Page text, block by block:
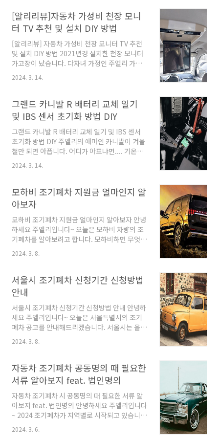
교체를 고민하게 만듭니다. 그러던 와중에 주엘
리가 이용하는알리에서 좋은 제품이 보였습니다.
시트를 분해해서 가죽을 교체하는 방식이 아닌그
냥 시트를 덮 입히는 방식입니다. 몇 해 전 국내
제품으로 프라이드교체를 한 적이 있었는데그때
는 이질감으로 꽤나 실망했었죠 과연 이번에는
어떨까 하며 설렘반, 걱정반으로브라운 색상 구
매해 봅니다. 실제 구매가는 하나당 6,525원으로
할인코드..
[알리리뷰]자동차 가성비 천장 모니
터 TV 추천 및 설치 DIY 방법
[알리리뷰] 자동차 가성비 천장 모니터 TV 추천
및 설치 DIY 방법 2021년경 설치한 천장 모니터
가고장이 났습니다. 다자녀 가정인 주엘리 가정
은아이들을 카니발에 태울 때천장 TV가 거의 필
수품입니다. 그만큼 아이들은 차에서 TV 보는 것
천장 TV를 교체하였습니다. 요새 핫한 알리익스
프레스 검색~! 이전에 있던 모델은 10.1인치 모
델이라화면이 적은감이 있었습니다. 그래서 이번
에는 좀 더 큰 사이즈인12인치 모델을 골랐습니
다. 모델 세부 정보화면 크기 : 12.1인치해상도
1280 × 800 (1080P)작동 전압 12V - 24V지원
파일 :FAT형식 USB, MP4/MPG/AVI/MPEG 비
디오 형식입력신호 : USB, TF, SD, HDMI, FM,..
2024. 3. 14.
그랜드 카니발 R 배터리 교체 일기
및 IBS 센서 초기화 방법 DIY
그랜드 카니발 R 배터리 교체 일기 및 IBS 센서
초기화 방법 DIY 주엘리의 애마인 카니발이 겨울
철만 되면 아픕니다. 어디가 아프냐면.... 기온이
영하가 되면 배터리가 방전이 되는 것입니다. 그
래서 2022년도 겨울에는 오늘 일기예보에 날씨
시동을 10분 정도 켜놓곤 했습니다. 그러다보니
살아생전 처음으로 방전때문에 출동서비스를 한
시즌에 3번이나 부르는 경험을 하게되었습니다.
배터리 교체 DIY 2023년 작년 여름 ... 이번 겨울
은 작년과 같이 밤마다 주차장 가서 시동키는 고
생을 하지말자고 다짐을 했습니다. 그래서 인터
넷 최저가로 배터리 교체를 하였습니다. 기록을
보니 네이버 가격비교를 통해 옥션에서 69,900
2024. 3. 14.
모하비 조기폐차 지원금 얼마인지 알
아보자
모하비 조기폐차 지원금 얼마인지 알아보자 안녕
하세요 주엘리입니다~ 오늘은 모하비 차량의 조
기폐차를 알아보려고 합니다. 모하비하면 무엇보
다 튼튼한 외모에 안정성이 뛰어난 차량이라고
볼 수 있습니다. 출력도 좋아서 힘도 세서 아빠들
기폐차 지침이 4등급 순정 DFP 차량도 조기폐차
가 가능함에 따라 배출가스 등급 확인하시서 조
건이 된다면 조기폐차 지원금 혜택을 받으시길
바랍니다. 배출가스등급은 환경부 mecar 사이
트에서 확인할 수 있습니다. 보조금 산정 방법 조
기폐차 보조금 70% 신차 구매 시 추가지원금
30% 폐차비 (폐차장에서 지급) 소상공인 및 저
소득층 특별 추가지원금 100만 원 (5인승의 경우
무슨 말이..
2024. 3. 8.
서울시 조기폐차 신청기간 신청방법
안내
서울시 조기폐차 신청기간 신청방법 안내 안녕하
세요 주엘리입니다~ 오늘은 서울특별시의 조기
폐차 공고를 안내해드리겠습니다. 서울시는 올해
총 6,700대의 경유차, 건설기계의 조기폐차를 지
원한다고 합니다. 지원대상 배출가스 4,5등급의
적용받아 제작된 도로용 3종 건설기계 신청일 기
준 대기관리권역 또는 서울특별시에 6개월 이상
등록된 차량 정부지원을 통해 배출가스 저감장치
(DPF) 를 부착한 적이 없는 차량 관능검사 적합
판정받은 차량 총 중량 3.5톤 이상인 자동차는 신
청일 기준 소유 기간 6개월 이상 소유 신청기간
2024년 3월 4일 ~ 예산 소진시까지 신청방법 인
터넷 : 환경부 mecar 사이트
2024. 3. 8.
자동차 조기폐차 공동명의 때 필요한
서류 알아보지 feat. 법인명의
자동차 조기폐차 시 공동명의 때 필요한 서류 알
아보지 feat. 법인명의 안녕하세요 주엘리입니다
~ 2024 조기폐차가 지역별로 시작되고 있습니
다. 오늘은 자동차가 공동명의 거나 법인명의시
에 필요한 서류에 대해 알아보도록 하겠습니다.
2024. 3. 6.